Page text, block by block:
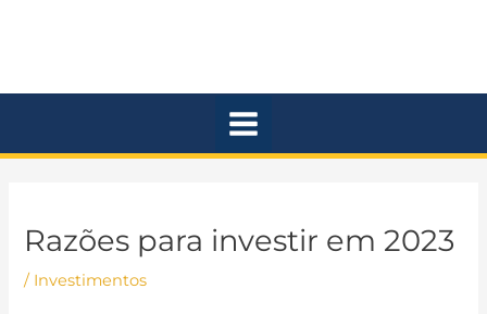
conteúdo
Razões para investir em 2023
/ Investimentos